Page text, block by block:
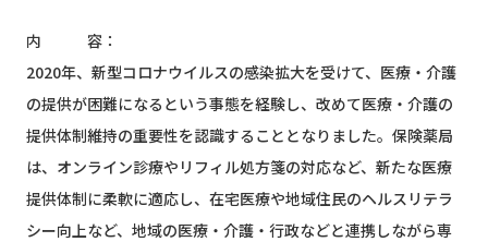
内 容：
2020年、新型コロナウイルスの感染拡大を受けて、医療・介護
の提供が困難になるという事態を経験し、改めて医療・介護の
提供体制維持の重要性を認識することとなりました。保険薬局
は、オンライン診療やリフィル処方箋の対応など、新たな医療
提供体制に柔軟に適応し、在宅医療や地域住民のヘルスリテラ
シー向上など、地域の医療・介護・行政などと連携しながら専